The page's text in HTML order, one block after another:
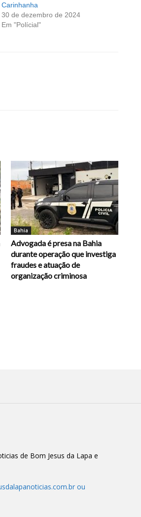
Carinhanha
30 de dezembro de 2024
Em "Polícial"
Bahia
Advogada é presa na Bahia
durante operação que investiga
fraudes e atuação de
organização criminosa
de Bom Jesus da Lapa e
ou